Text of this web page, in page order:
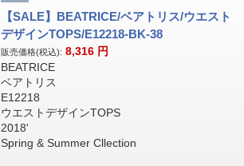
【SALE】BEATRICE/ベアトリス/ウエスト
デザインTOPS/E12218-BK-38
販売価格(税込): 8,316 円
BEATRICE
ベアトリス
E12218
ウエストデザインTOPS
2018'
Spring & Summer Cllection